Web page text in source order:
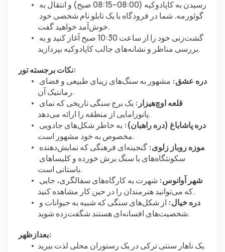
خوش‌آمد خواهید گفت.
بررسی مناظر و نشانه‌های جالب کاپادوکیه بپردازید.
نکات برجسته تور:
دره عشق:
رمانتیک آن.
قلعه اوچ‌هیزار:
پانورامایی از منطقه را ارائه می‌دهد.
دره پاشاباغ (دره راهبان):
مخصوص به خود مشهور است.
موزه روباز زلوی:
باستانی است.
شهر آوانوس:
که می‌توانید هنرمندان را در حین کار مشاهده کنید.
دره خیال:
شخصیت‌های افسانه‌ای هستند شگفت‌زده شوید.
بعدازظهر:
یک ناهار سنتی ترکی در یک رستوران محلی لذت ببرید.